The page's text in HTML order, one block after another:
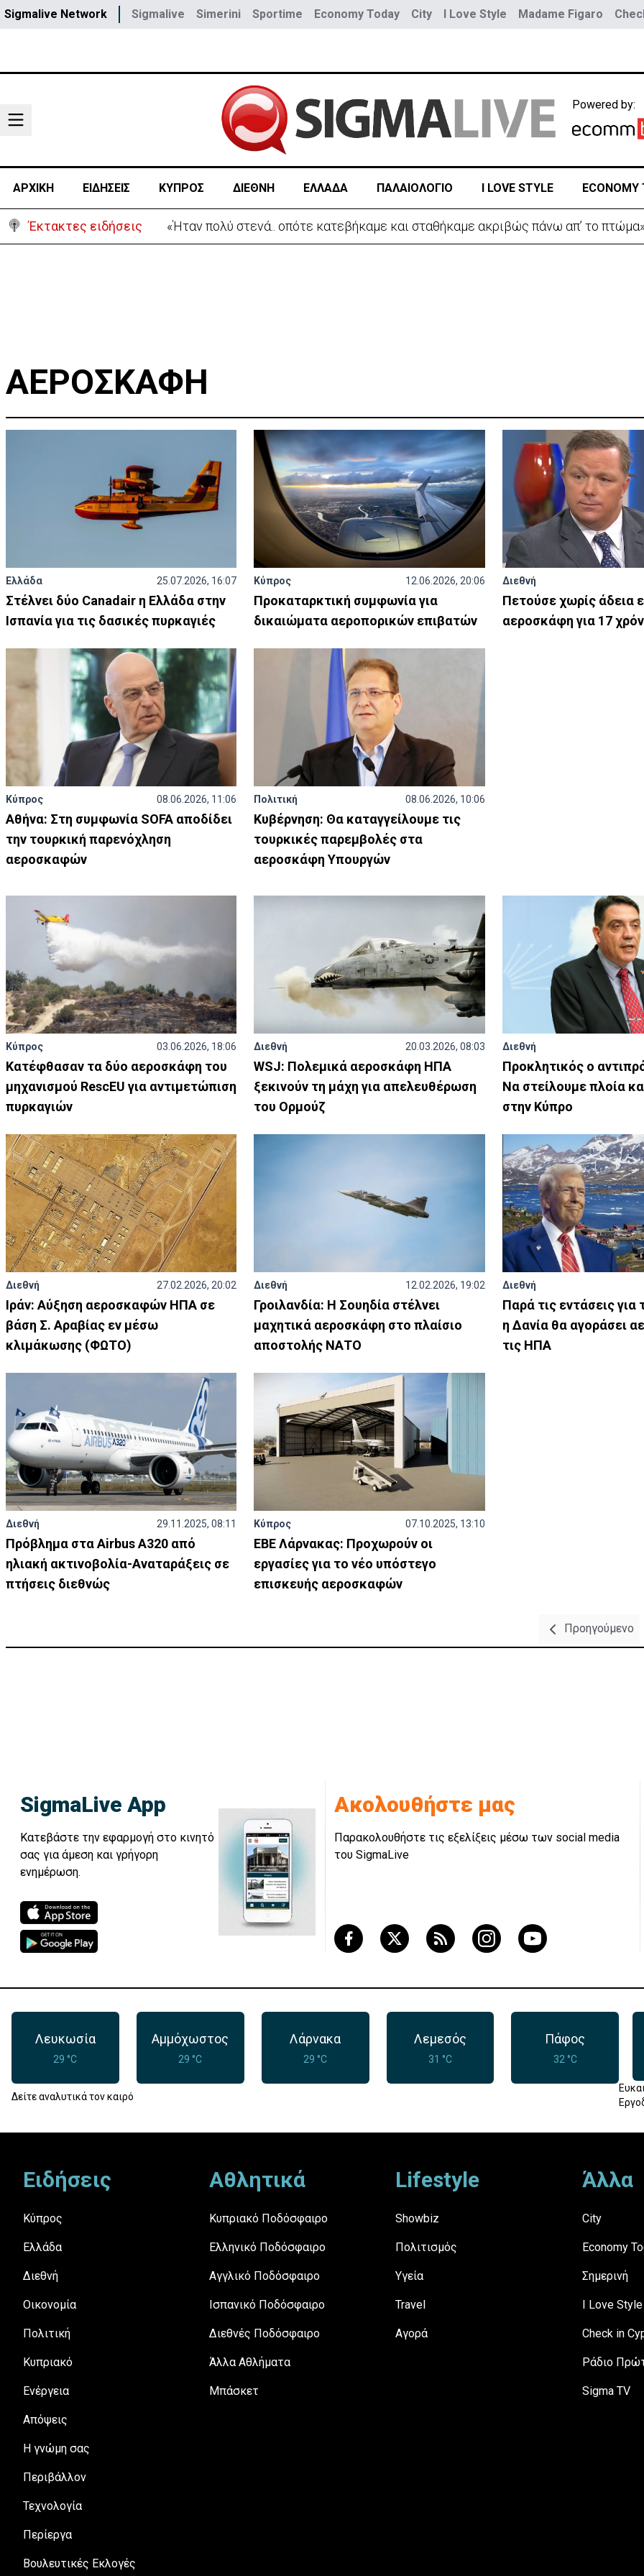
Sigmalive Network Sigmalive Simerini Sportime Economy Today City I Love Style Madame Figaro
Powered by:
ΑΡΧΙΚΗ ΕΙΔΗΣΕΙΣ ΚΥΠΡΟΣ ΔΙΕΘΝΗ ΕΛΛΑΔΑ ΠΑΛΑΙΟΛΟΓΙΟ I LOVE STYLE ECONOMY
Έκτακτες ειδήσεις «Ήταν πολύ στενά.. οπότε κατεβήκαμε και σταθήκαμε ακριβώς πάνω απ’ το
ΑΕΡΟΣΚΑΦΗ
Ελλάδα 25.07.2026, 16:07
Στέλνει δύο Canadair η Ελλάδα στην
Ισπανία για τις δασικές πυρκαγιές
Κύπρος 12.06.2026, 20:06
Προκαταρκτική συμφωνία για
δικαιώματα αεροπορικών επιβατών
Διεθνή
Πετούσε χωρίς άδεια
αεροσκάφη για 17
Κύπρος 08.06.2026, 11:06
Αθήνα: Στη συμφωνία SOFA αποδίδει
την τουρκική παρενόχληση
αεροσκαφών
Πολιτική 08.06.2026, 10:06
Κυβέρνηση: Θα καταγγείλουμε τις
τουρκικές παρεμβολές στα
αεροσκάφη Υπουργών
Κύπρος 03.06.2026, 18:06
Κατέφθασαν τα δύο αεροσκάφη του
μηχανισμού RescEU για αντιμετώπιση
πυρκαγιών
Διεθνή 20.03.2026, 08:03
WSJ: Πολεμικά αεροσκάφη ΗΠΑ
ξεκινούν τη μάχη για απελευθέρωση
του Ορμούζ
Διεθνή
Προκλητικός ο
Να στείλουμε πλοία
στην Κύπρο
Διεθνή 27.02.2026, 20:02
Ιράν: Aύξηση αεροσκαφών ΗΠΑ σε
βάση Σ. Αραβίας εν μέσω
κλιμάκωσης (ΦΩΤΟ)
Διεθνή 12.02.2026, 19:02
Γροιλανδία: Η Σουηδία στέλνει
μαχητικά αεροσκάφη στο πλαίσιο
αποστολής ΝΑΤΟ
Διεθνή
Παρά τις εντάσεις για
η Δανία θα αγοράσει
τις ΗΠΑ
Διεθνή 29.11.2025, 08:11
Πρόβλημα στα Airbus A320 από
ηλιακή ακτινοβολία-Αναταράξεις σε
πτήσεις διεθνώς
Κύπρος 07.10.2025, 13:10
ΕΒΕ Λάρνακας: Προχωρούν οι
εργασίες για το νέο υπόστεγο
επισκευής αεροσκαφών
Προηγούμενο
SigmaLive App
Κατεβάστε την εφαρμογή στο κινητό
σας για άμεση και γρήγορη
ενημέρωση.
Ακολουθήστε μας
Παρακολουθήστε τις εξελίξεις μέσω των social media
του SigmaLive
Λευκωσία
29 °C
Αμμόχωστος
29 °C
Λάρνακα
29 °C
Λεμεσός
31 °C
Πάφος
32 °C
Δείτε αναλυτικά τον καιρό
Ειδήσεις
Κύπρος
Ελλάδα
Διεθνή
Οικονομία
Πολιτική
Κυπριακό
Ενέργεια
Απόψεις
H γνώμη σας
Περιβάλλον
Τεχνολογία
Περίεργα
Βουλευτικές Εκλογές
Αθλητικά
Κυπριακό Ποδόσφαιρο
Ελληνικό Ποδόσφαιρο
Αγγλικό Ποδόσφαιρο
Ισπανικό Ποδόσφαιρο
Διεθνές Ποδόσφαιρο
Άλλα Αθλήματα
Μπάσκετ
Lifestyle
Showbiz
Πολιτισμός
Υγεία
Travel
Αγορά
Άλλα
City
Economy
Σημερινή
I Love Style
Check in
Ράδιο
Sigma TV